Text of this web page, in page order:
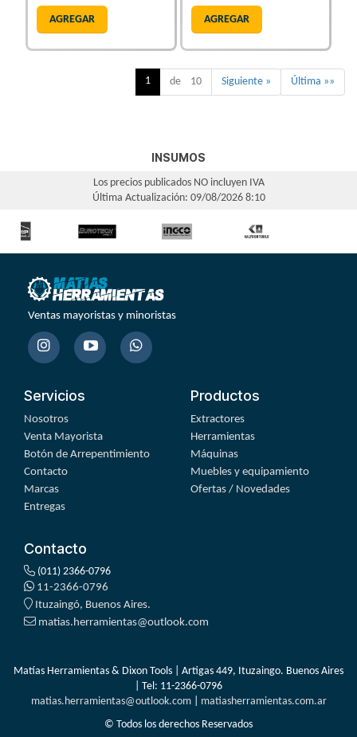
AGREGAR AGREGAR
1 de 10 Siguiente » Última »»
INSUMOS
Los precios publicados NO incluyen IVA
Última Actualización: 09/08/2026 8:10
Ventas mayoristas y minoristas
Servicios
Nosotros
Venta Mayorista
Botón de Arrepentimiento
Contacto
Marcas
Entregas
Productos
Extractores
Herramientas
Máquinas
Muebles y equipamiento
Ofertas / Novedades
Contacto
(011) 2366-0796
11-2366-0796
Ituzaingó, Buenos Aires.
matias.herramientas@outlook.com
Matías Herramientas & Dixon Tools | Artigas 449, Ituzaingo. Buenos Aires
| Tel: 11-2366-0796
matias.herramientas@outlook.com| matiasherramientas.com.ar
© Todos los derechos Reservados